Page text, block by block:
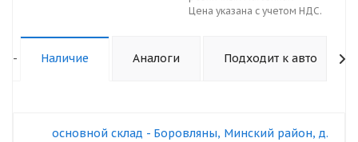
Цена указана с учетом НДС.
- Наличие Аналоги Подходит к авто
основной склад - Боровляны, Минский район, д.